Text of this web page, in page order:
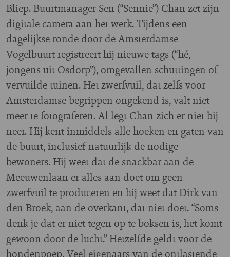
Bliep. Buurtmanager Sen (“Sennie”) Chan zet zijn
digitale camera aan het werk. Tijdens een
dagelijkse ronde door de Amsterdamse
Vogelbuurt registreert hij nieuwe tags (“hé,
jongens uit Osdorp”), omgevallen schuttingen of
vervuilde tuinen. Het zwerfvuil, dat zelfs voor
Amsterdamse begrippen ongekend is, valt niet
meer te fotograferen. Al legt Chan zich er niet bij
neer. Hij kent inmiddels alle hoeken en gaten van
de buurt, inclusief natuurlijk de nodige
bewoners. Hij weet dat de snackbar aan de
Meeuwenlaan er alles aan doet om geen
zwerfvuil te produceren en hij weet dat Dirk van
den Broek, aan de overkant, dat niet doet. “Soms
denk je dat er niet tegen op te boksen is, het komt
gewoon door de lucht.” Hetzelfde geldt voor de
hondenpoep. Veel eigenaars van de ontlastende